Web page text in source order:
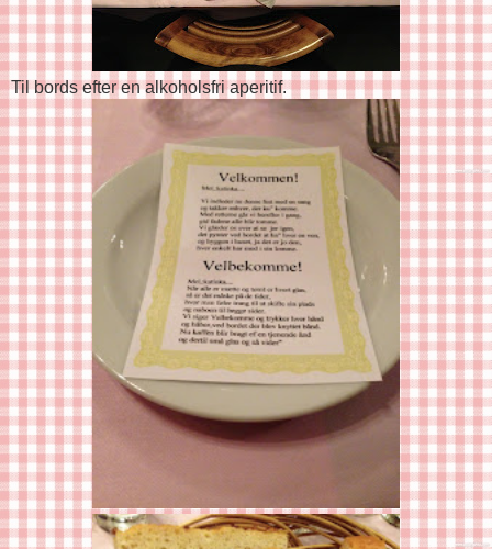
Til bords efter en alkoholsfri aperitif.